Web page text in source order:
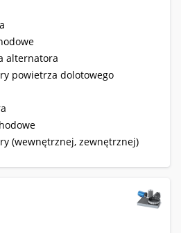
alternatora
powietrza dolotowego
(wewnętrznej, zewnętrznej)